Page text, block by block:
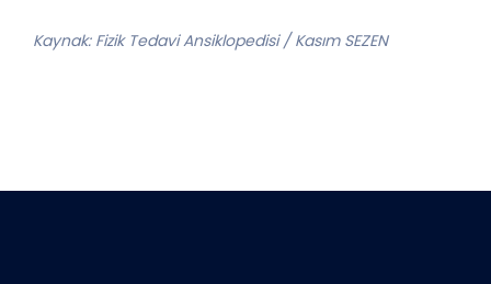
Kaynak: Fizik Tedavi Ansiklopedisi / Kasım SEZEN